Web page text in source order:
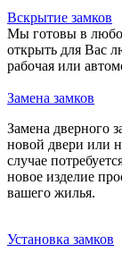
Вскрытие замков
Мы готовы в
открыть для Вас
рабочая или
Замена замков
Замена дверного
новой двери или
случае
новое изделие
вашего жилья.
Установка замков